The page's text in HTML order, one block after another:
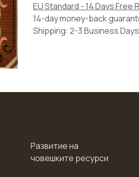
EU Standard - 14 Days Free
14-day money-back
Shipping: 2-3 Business Days
Развитие на
човешките ресурси